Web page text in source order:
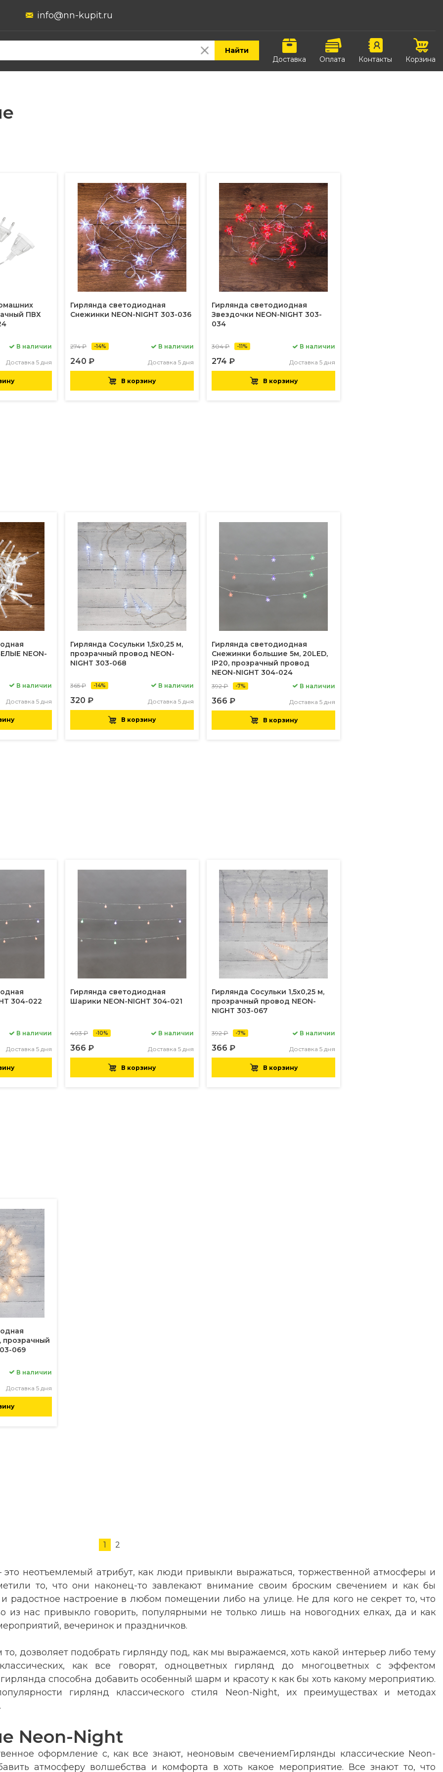
info@nn-kupit.ru
Найти
Доставка
Оплата Контакты Корзина
ПВХ
В наличии
Доставка 5 дня
Гирлянда светодиодная
Снежинки NEON-NIGHT 303-036
274 ₽ -14%
240 ₽
В наличии
Доставка 5 дня
В корзину
Гирлянда светодиодная
Звездочки NEON-NIGHT 303-
034
304 ₽ -11%
274 ₽
В наличии
Доставка 5 дня
В корзину
NEON-
В наличии
Доставка 5 дня
Гирлянда Сосульки 1,5х0,25 м,
прозрачный провод NEON-
NIGHT 303-068
365 ₽ -14%
320 ₽
В наличии
Доставка 5 дня
В корзину
Гирлянда светодиодная
Снежинки большие 5м, 20LED,
IP20, прозрачный провод
NEON-NIGHT 304-024
392 ₽ -7%
366 ₽
В наличии
Доставка 5 дня
В корзину
304-022
В наличии
Доставка 5 дня
Гирлянда светодиодная
Шарики NEON-NIGHT 304-021
403 ₽ -10%
366 ₽
В наличии
Доставка 5 дня
В корзину
Гирлянда Сосульки 1,5х0,25 м,
прозрачный провод NEON-
NIGHT 303-067
392 ₽ -7%
366 ₽
В наличии
Доставка 5 дня
В корзину
прозрачный
069
В наличии
Доставка 5 дня
1 2
неотъемлемый атрибут, как люди привыкли выражаться, торжественной атмосферы и
то, что они наконец-то завлекают внимание своим броским свечением и как бы
радостное настроение в любом помещении либо на улице. Не для кого не секрет то, что
из нас привыкло говорить, популярными не только лишь на новогодних елках, да и как
вечеринок и праздничков.
дозволяет подобрать гирлянду под, как мы выражаемся, хоть какой интерьер либо тему
как все говорят, одноцветных гирлянд до многоцветных с эффектом
способна добавить особенный шарм и красоту к как бы хоть какому мероприятию.
гирлянд классического стиля Neon-Night, их преимуществах и методах
Neon-Night
оформление с, как все знают, неоновым свечениемГирлянды классические Neon-
атмосферу волшебства и комфорта в хоть какое мероприятие. Все знают то, что